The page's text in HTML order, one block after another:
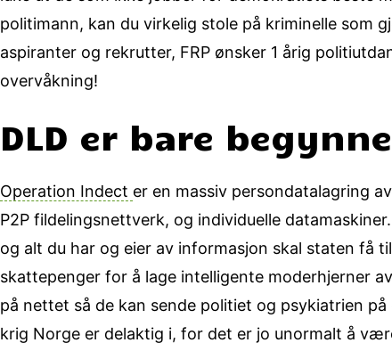
politimann, kan du virkelig stole på kriminelle som
aspiranter og rekrutter, FRP ønsker 1 årig
overvåkning!
DLD er bare
Operation Indect er en massiv persondatalagring
P2P fildelingsnettverk, og individuelle datamaskiner.
og alt du har og eier av informasjon skal staten få
skattepenger for å lage intelligente moderhjerner
på nettet så de kan sende politiet og psykiatrien
krig Norge er delaktig i, for det er jo unormalt å